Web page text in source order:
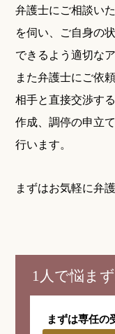
弁護士にご相談い
を伺い、ご自身の
できるよう適切な
また弁護士にご依
相手と直接交渉す
作成、調停の申立
行います。
まずはお気軽に弁
1人で悩ま
まずは専任の